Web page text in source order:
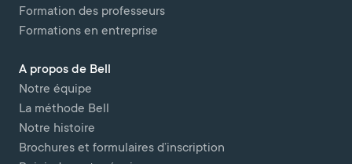
Formation des professeurs
Formations en entreprise
A propos de Bell
Notre équipe
La méthode Bell
Notre histoire
Brochures et formulaires d’inscription